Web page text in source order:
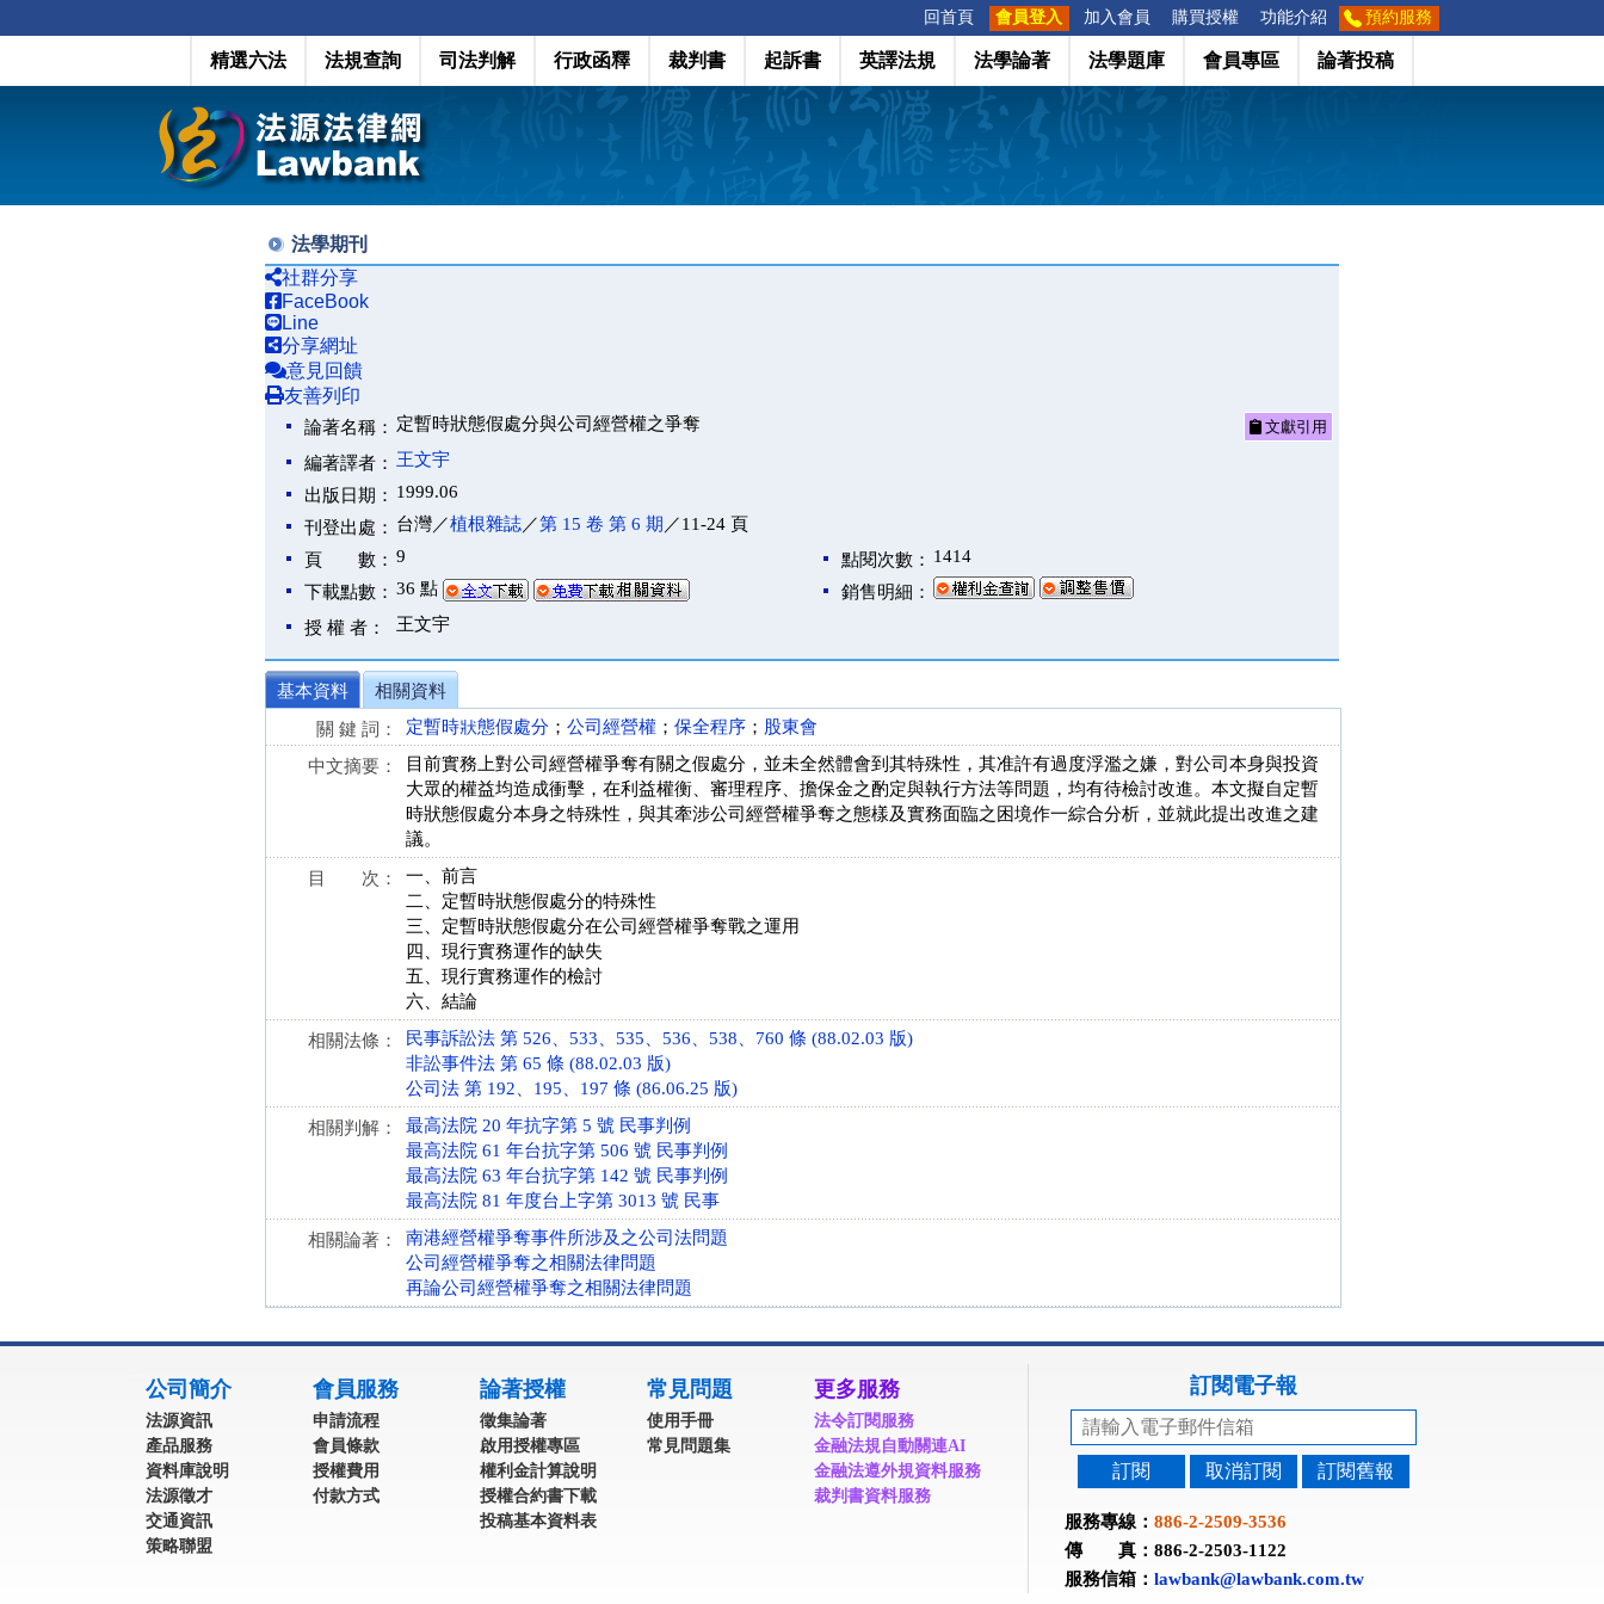
回首頁 會員登入 加入會員 購買授權 功能介紹 預約服務
精選六法 法規查詢 司法判解 行政函釋 裁判書 起訴書 英譯法規 法學論著 法學題庫 會員專區 論著投稿
法學期刊
社群分享
FaceBook
Line
分享網址
意見回饋
友善列印
論著名稱： 定暫時狀態假處分與公司經營權之爭奪 文獻引用
編著譯者： 王文宇
出版日期： 1999.06
刊登出處： 台灣／植根雜誌／第 15 卷 第 6 期 ／11-24 頁
頁 數： 9 點閱次數： 1414
下載點數： 36 點
銷售明細：
授 權 者：
王文宇
基本資料
相關資料
關 鍵 詞：
定暫時狀態假處分 ； 公司經營權 ； 保全程序 ； 股東會
中文摘要：
目前實務上對公司經營權爭奪有關之假處分，並未全然體會到其特殊性，其准許有過度浮濫之嫌，對公司本身與投資
大眾的權益均造成衝擊，在利益權衡、審理程序、擔保金之酌定與執行方法等問題，均有待檢討改進。本文擬自定暫
時狀態假處分本身之特殊性，與其牽涉公司經營權爭奪之態樣及實務面臨之困境作一綜合分析，並就此提出改進之建
議。
目 次：
一、前言
二、定暫時狀態假處分的特殊性
三、定暫時狀態假處分在公司經營權爭奪戰之運用
四、現行實務運作的缺失
五、現行實務運作的檢討
六、結論
相關法條：
民事訴訟法 第 526、533、535、536、538、760 條 (88.02.03 版)
非訟事件法 第 65 條 (88.02.03 版)
公司法 第 192、195、197 條 (86.06.25 版)
相關判解：
最高法院 20 年抗字第 5 號 民事判例
最高法院 61 年台抗字第 506 號 民事判例
最高法院 63 年台抗字第 142 號 民事判例
最高法院 81 年度台上字第 3013 號 民事
相關論著：
南港經營權爭奪事件所涉及之公司法問題
公司經營權爭奪之相關法律問題
再論公司經營權爭奪之相關法律問題
公司簡介
法源資訊
產品服務
資料庫說明
法源徵才
交通資訊
策略聯盟
會員服務
申請流程
會員條款
授權費用
付款方式
論著授權
徵集論著
啟用授權專區
權利金計算說明
授權合約書下載
投稿基本資料表
常見問題
使用手冊
常見問題集
更多服務
法令訂閱服務
金融法規自動關連AI
金融法遵外規資料服務
裁判書資料服務
訂閱電子報
訂閱 取消訂閱 訂閱舊報
服務專線： 886-2-2509-3536
傳 真：886-2-2503-1122
服務信箱： lawbank@lawbank.com.tw